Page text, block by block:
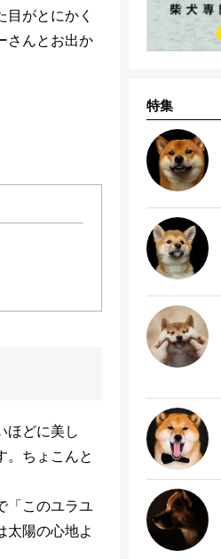
がとにかく
さんとお出か
ほどに美し
。ちょこんと
「このユラユ
太陽の心地よ
特集